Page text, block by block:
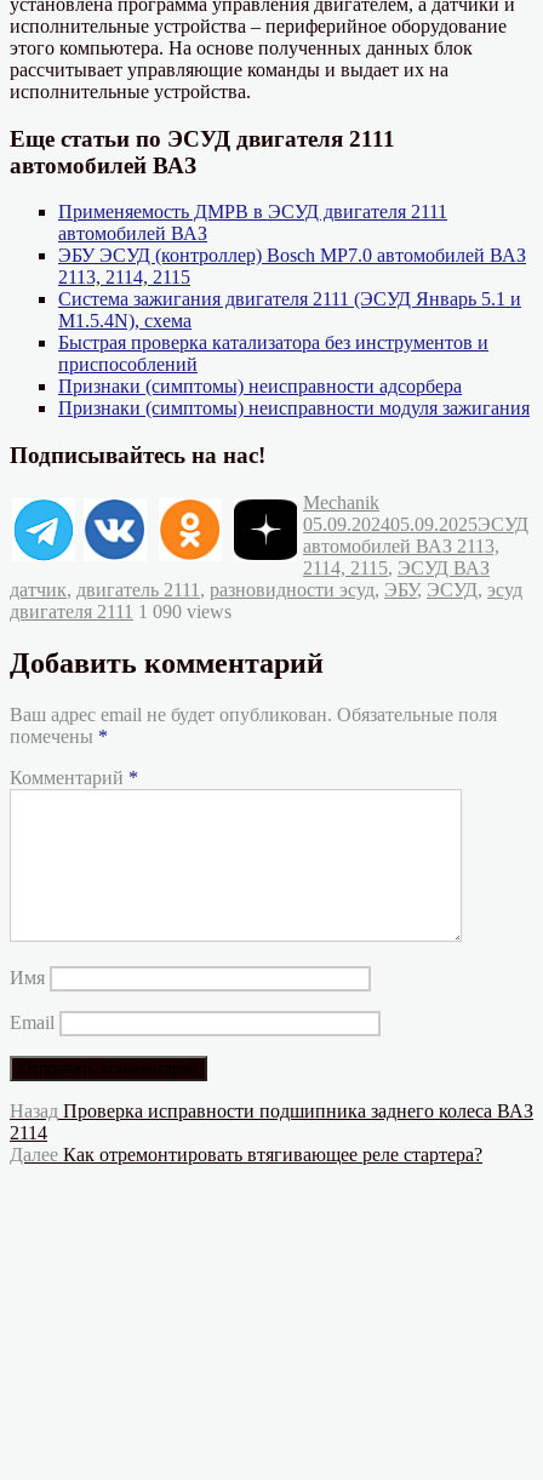
установлена программа управления двигателем, а датчики и
исполнительные устройства – периферийное оборудование
этого компьютера. На основе полученных данных блок
рассчитывает управляющие команды и выдает их на
исполнительные устройства.
Еще статьи по ЭСУД двигателя 2111
автомобилей ВАЗ
Применяемость ДМРВ в ЭСУД двигателя 2111
автомобилей ВАЗ
ЭБУ ЭСУД (контроллер) Bosch MP7.0 автомобилей ВАЗ
2113, 2114, 2115
Система зажигания двигателя 2111 (ЭСУД Январь 5.1 и
M1.5.4N), схема
Быстрая проверка катализатора без инструментов и
приспособлений
Признаки (симптомы) неисправности адсорбера
Признаки (симптомы) неисправности модуля зажигания
Подписывайтесь на нас!
Автор
MechanikОпубликовано
05.09.202405.09.2025ЭСУД
автомобилей ВАЗ 2113,
2114, 2115, ЭСУД ВАЗМетки
датчик, двигатель 2111 , разновидности эсуд, ЭБУ, ЭСУД, эсуд
двигателя 2111 1 090 views
Добавить комментарий
Ваш адрес email не будет опубликован. Обязательные поля
помечены *
Комментарий *
Имя
Email
Навигация
по
Назад Предыдущая
Проверка исправности подшипника заднего колеса ВАЗ
2114
Далее Следующая
Как отремонтировать втягивающее реле стартера?